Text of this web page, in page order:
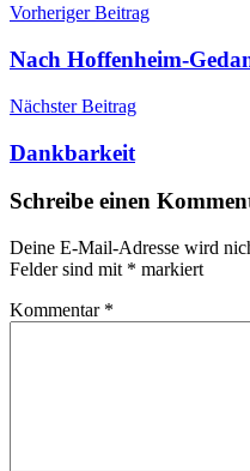
Beitragsnavigation
Vorheriger Beitrag
Nach Hoffenheim-
Nächster Beitrag
Dankbarkeit
Schreibe einen
Deine E-Mail-Adresse wird
Felder sind mit * markiert
Kommentar *